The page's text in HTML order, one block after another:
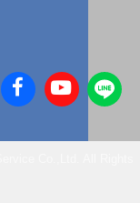
位調查並提供所
的帳號、密碼或個